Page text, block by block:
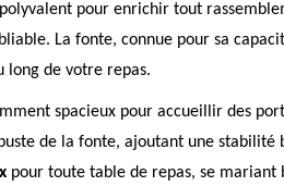
pour enrichir tout
La fonte, connue pour sa
de votre repas.
spacieux pour accueillir des
de la fonte, ajoutant une
pour toute table de repas, se mariant